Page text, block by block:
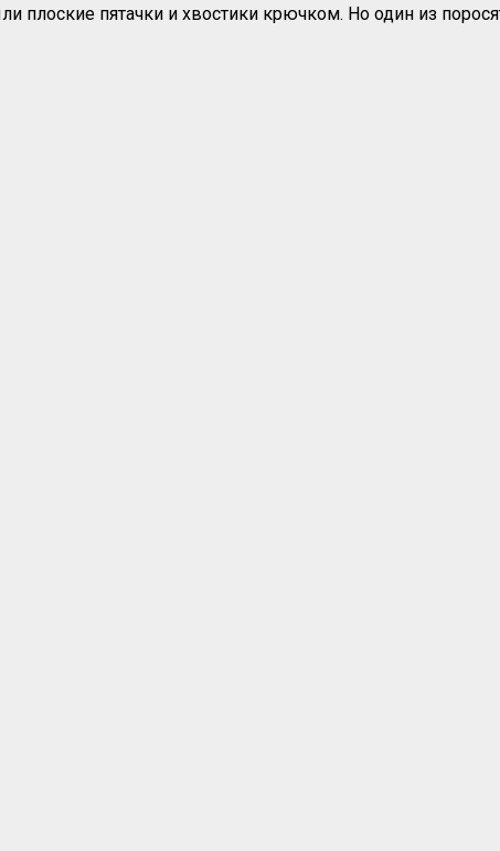
плоские пятачки и хвостики крючком. Но один из